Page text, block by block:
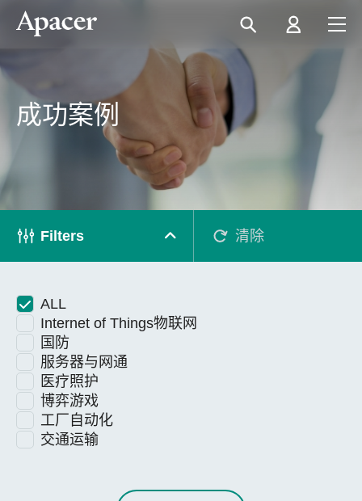
成功案例
Filters 清除
ALL
Internet of Things物联网
国防
服务器与网通
医疗照护
博弈游戏
工厂自动化
交通运输